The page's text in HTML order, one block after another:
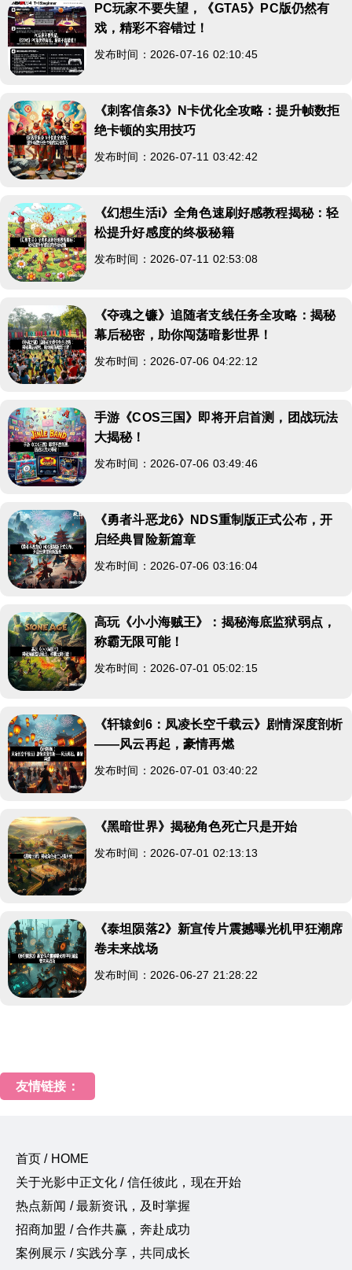
PC玩家不要失望，《GTA5》PC版仍然有
戏，精彩不容错过！
发布时间：2026-07-16 02:10:45
《刺客信条3》N卡优化全攻略：提升帧数拒
绝卡顿的实用技巧
发布时间：2026-07-11 03:42:42
《幻想生活i》全角色速刷好感教程揭秘：轻
松提升好感度的终极秘籍
发布时间：2026-07-11 02:53:08
《夺魂之镰》追随者支线任务全攻略：揭秘
幕后秘密，助你闯荡暗影世界！
发布时间：2026-07-06 04:22:12
手游《COS三国》即将开启首测，团战玩法
大揭秘！
发布时间：2026-07-06 03:49:46
《勇者斗恶龙6》NDS重制版正式公布，开
启经典冒险新篇章
发布时间：2026-07-06 03:16:04
高玩《小小海贼王》：揭秘海底监狱弱点，
称霸无限可能！
发布时间：2026-07-01 05:02:15
《轩辕剑6：凤凌长空千载云》剧情深度剖析
——风云再起，豪情再燃
发布时间：2026-07-01 03:40:22
《黑暗世界》揭秘角色死亡只是开始
发布时间：2026-07-01 02:13:13
《泰坦陨落2》新宣传片震撼曝光机甲狂潮席
卷未来战场
发布时间：2026-06-27 21:28:22
友情链接：
首页 / HOME
关于光影中正文化 / 信任彼此，现在开始
热点新闻 / 最新资讯，及时掌握
招商加盟 / 合作共赢，奔赴成功
案例展示 / 实践分享，共同成长